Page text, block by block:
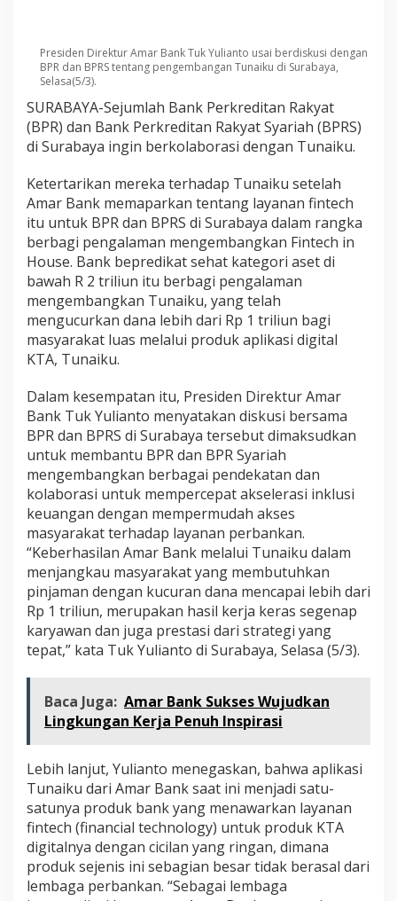
Presiden Direktur Amar Bank Tuk Yulianto usai berdiskusi dengan
BPR dan BPRS tentang pengembangan Tunaiku di Surabaya,
Selasa(5/3).
SURABAYA-Sejumlah Bank Perkreditan Rakyat
(BPR) dan Bank Perkreditan Rakyat Syariah (BPRS)
di Surabaya ingin berkolaborasi dengan Tunaiku.
Ketertarikan mereka terhadap Tunaiku setelah
Amar Bank memaparkan tentang layanan fintech
itu untuk BPR dan BPRS di Surabaya dalam rangka
berbagi pengalaman mengembangkan Fintech in
House. Bank bepredikat sehat kategori aset di
bawah R 2 triliun itu berbagi pengalaman
mengembangkan Tunaiku, yang telah
mengucurkan dana lebih dari Rp 1 triliun bagi
masyarakat luas melalui produk aplikasi digital
KTA, Tunaiku.
Dalam kesempatan itu, Presiden Direktur Amar
Bank Tuk Yulianto menyatakan diskusi bersama
BPR dan BPRS di Surabaya tersebut dimaksudkan
untuk membantu BPR dan BPR Syariah
mengembangkan berbagai pendekatan dan
kolaborasi untuk mempercepat akselerasi inklusi
keuangan dengan mempermudah akses
masyarakat terhadap layanan perbankan.
“Keberhasilan Amar Bank melalui Tunaiku dalam
menjangkau masyarakat yang membutuhkan
pinjaman dengan kucuran dana mencapai lebih dari
Rp 1 triliun, merupakan hasil kerja keras segenap
karyawan dan juga prestasi dari strategi yang
tepat,” kata Tuk Yulianto di Surabaya, Selasa (5/3).
Baca Juga: Amar Bank Sukses Wujudkan
Lingkungan Kerja Penuh Inspirasi
Lebih lanjut, Yulianto menegaskan, bahwa aplikasi
Tunaiku dari Amar Bank saat ini menjadi satu-
satunya produk bank yang menawarkan layanan
fintech (financial technology) untuk produk KTA
digitalnya dengan cicilan yang ringan, dimana
produk sejenis ini sebagian besar tidak berasal dari
lembaga perbankan. “Sebagai lembaga